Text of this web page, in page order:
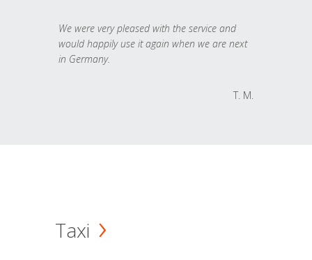
We were very pleased with the service and
would happily use it again when we are next
in Germany.
T. M.
Taxi